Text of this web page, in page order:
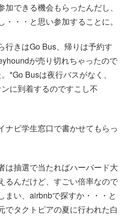
できる機会もらったんだし、
・・と思い参加することに。
行きはGo Bus、帰りは予約す
が売り切れちゃったので
*Go Busは夜行バスがなく、
に到着するのですこし不
ナビ学生窓口で書かせてもらっ
は抽選で当たればハーバード大
るんだけど、すごい倍率なので
まい、airbnbで探すか・・・と
でタクトピアの夏に行われた白